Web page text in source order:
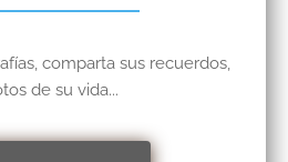
comparta sus recuerdos,
de su vida...